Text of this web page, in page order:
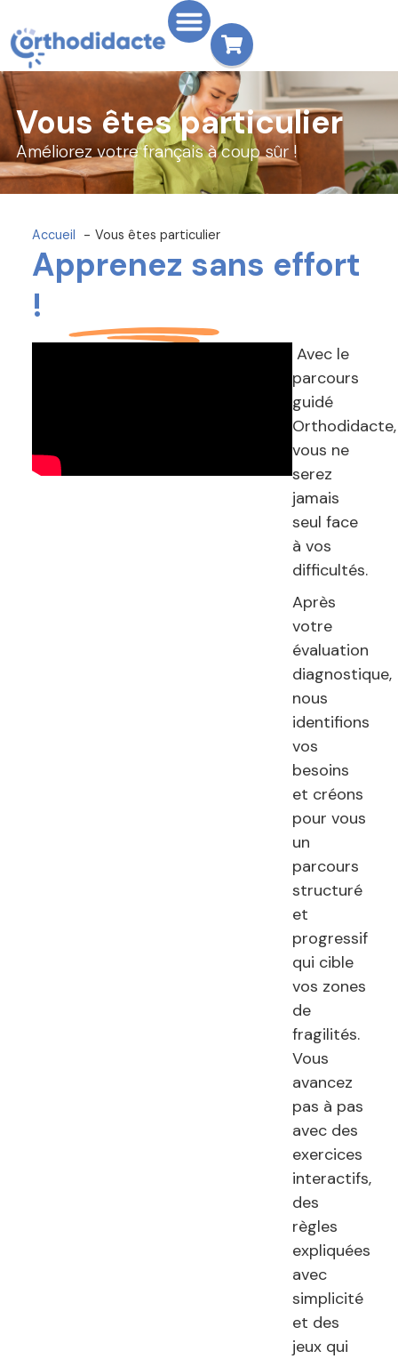
Vous êtes particulier
Améliorez votre français à coup sûr !
Accueil Vous êtes particulier
Apprenez sans effort
!
Avec le
parcours
guidé
Orthodidacte,
vous ne
serez
jamais
seul face
à vos
difficultés.
Après
votre
évaluation
diagnostique,
nous
identifions
vos
besoins
et créons
pour vous
un
parcours
structuré
et
progressif
qui cible
vos zones
de
fragilités.
Vous
avancez
pas à pas
avec des
exercices
interactifs,
des
règles
expliquées
avec
simplicité
et des
jeux qui